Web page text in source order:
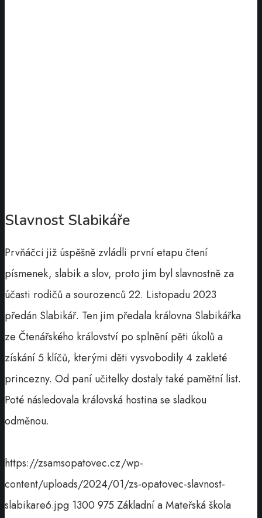
Slavnost Slabikáře
Prvňáčci již úspěšně zvládli první etapu čtení
písmenek, slabik a slov, proto jim byl slavnostně za
účasti rodičů a sourozenců 22. Listopadu 2023
předán Slabikář. Ten jim předala královna Slabikářka
ze Čtenářského království po splnění pěti úkolů a
získání 5 klíčů, kterými děti vysvobodily 4 zakleté
princezny. Od paní učitelky dostaly také pamětní list.
Poté následovala královská hostina se sladkou
odměnou.
https://zsamsopatovec.cz/wp-
content/uploads/2024/01/zs-opatovec-slavnost-
slabikare6.jpg 1300 975 Základní a Mateřská škola